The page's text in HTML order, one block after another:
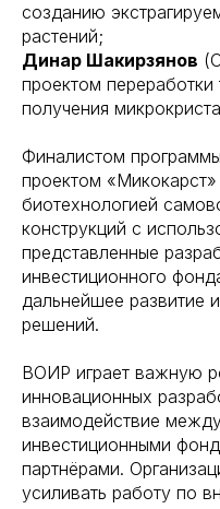
созданию
растений;
Динар Шакирзянов
проектом
получения
Финалистом
проектом
биотехнологией
конструкций с
представленные
инвестиционного
дальнейшее развитие
решений.
ВОИР играет важную
инновационных
взаимодействие
инвестиционными
партнёрами.
усиливать работу по